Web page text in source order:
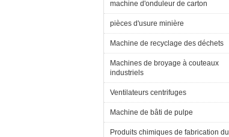
machine d'onduleur de carton
pièces d'usure minière
Machine de recyclage des déchets
Machines de broyage à couteaux
industriels
Ventilateurs centrifuges
Machine de bâti de pulpe
Produits chimiques de fabrication du